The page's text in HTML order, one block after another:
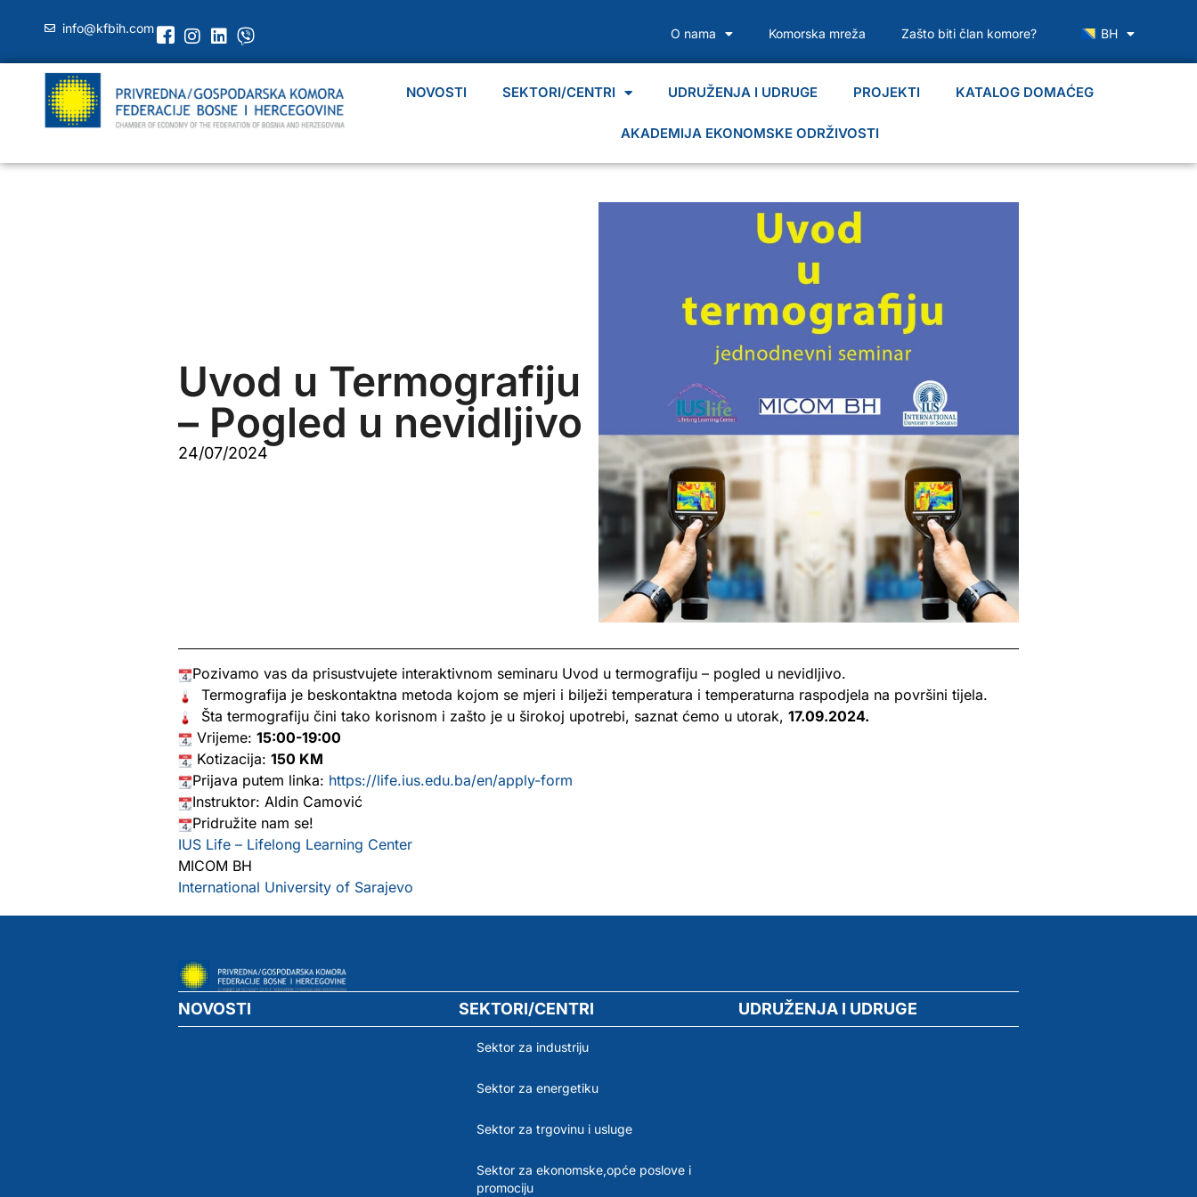
info@kfbih.com O nama Komorska mreža Zašto biti član komore? BH
NOVOSTI SEKTORI/CENTRI UDRUŽENJA I UDRUGE PROJEKTI KATALOG DOMAĆEG
AKADEMIJA EKONOMSKE ODRŽIVOSTI
Uvod u Termografiju
– Pogled u nevidljivo
24/07/2024
Pozivamo vas da prisustvujete interaktivnom seminaru Uvod u termografiju – pogled u nevidljivo.
Termografija je beskontaktna metoda kojom se mjeri i bilježi temperatura i temperaturna raspodjela na površini tijela.
Šta termografiju čini tako korisnom i zašto je u širokoj upotrebi, saznat ćemo u utorak, 17.09.2024.
Vrijeme: 15:00-19:00
Kotizacija: 150 KM
Prijava putem linka: https://life.ius.edu.ba/en/apply-form
Instruktor: Aldin Camović
Pridružite nam se!
IUS Life – Lifelong Learning Center
MICOM BH
International University of Sarajevo
NOVOSTI SEKTORI/CENTRI
Sektor za industriju
Sektor za energetiku
Sektor za trgovinu i usluge
Sektor za ekonomske,opće poslove i
promociju
UDRUŽENJA I UDRUGE